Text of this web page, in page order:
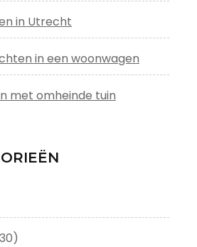
in Utrecht
in een woonwagen
met omheinde tuin